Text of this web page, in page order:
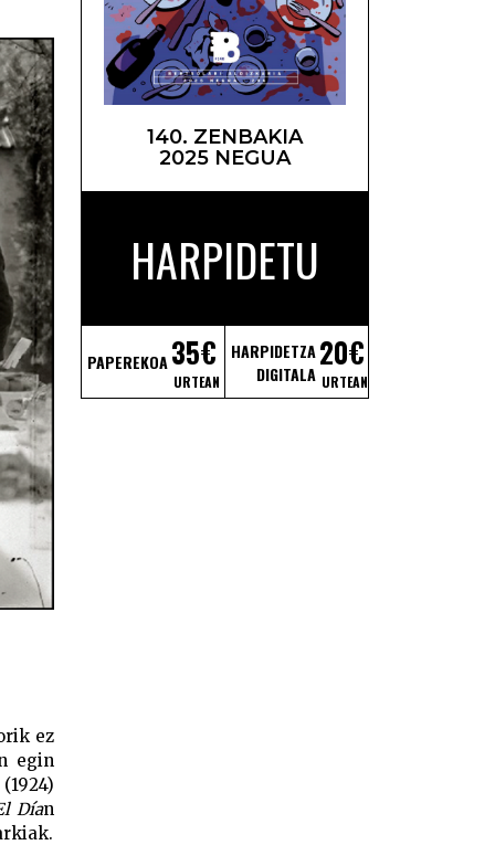
ez
egin
Dían
140. ZENBAKIA
2025 NEGUA
HARPIDETU
PAPEREKOA35€
URTEAN
HARPIDETZA
DIGITALA
20€
URTEAN